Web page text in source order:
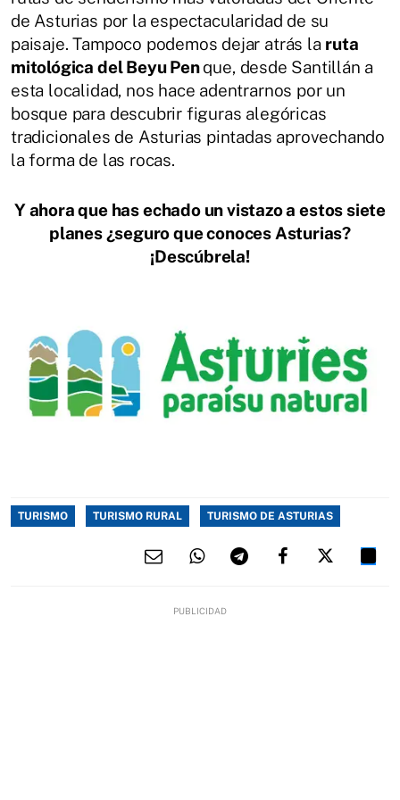
de Asturias por la espectacularidad de su
paisaje. Tampoco podemos dejar atrás la ruta
mitológica del Beyu Penque, desde Santillán a
esta localidad, nos hace adentrarnos por un
bosque para descubrir figuras alegóricas
tradicionales de Asturias pintadas aprovechando
la forma de las rocas.
Y ahora que has echado un vistazo a estos siete
planes ¿seguro que conoces Asturias?
¡Descúbrela!
TURISMO TURISMO RURAL TURISMO DE ASTURIAS